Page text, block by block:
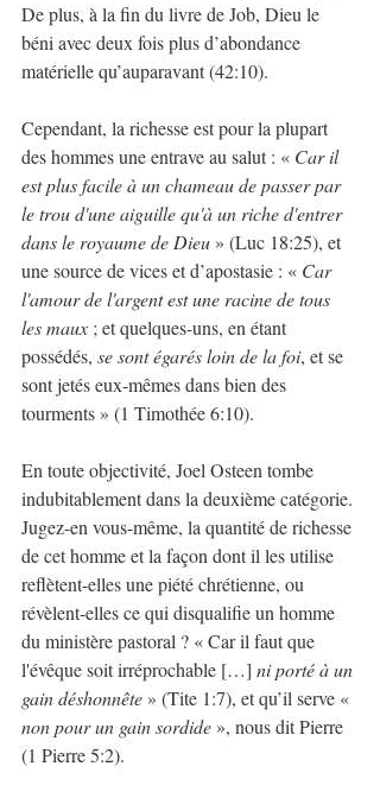
De plus, à la fin du livre de Job, Dieu le
béni avec deux fois plus d’abondance
matérielle qu’auparavant (42:10).
Cependant, la richesse est pour la plupart
des hommes une entrave au salut : « Car il
est plus facile à un chameau de passer par
le trou d'une aiguille qu'à un riche d'entrer
dans le royaume de Dieu » (Luc 18:25), et
une source de vices et d’apostasie : « Car
l'amour de l'argent est une racine de tous
les maux ; et quelques-uns, en étant
possédés, se sont égarés loin de la foi, et se
sont jetés eux-mêmes dans bien des
tourments » (1 Timothée 6:10).
En toute objectivité, Joel Osteen tombe
indubitablement dans la deuxième catégorie.
Jugez-en vous-même, la quantité de richesse
de cet homme et la façon dont il les utilise
reflètent-elles une piété chrétienne, ou
révèlent-elles ce qui disqualifie un homme
du ministère pastoral ? « Car il faut que
l'évêque soit irréprochable […] ni porté à un
gain déshonnête » (Tite 1:7), et qu’il serve «
non pour un gain sordide », nous dit Pierre
(1 Pierre 5:2).